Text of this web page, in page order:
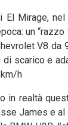
Mirage,
un
V8
scarico e
h
realtà
James e